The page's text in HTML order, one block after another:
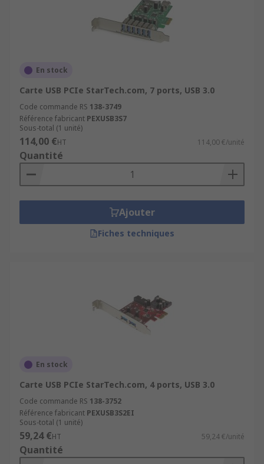
En stock
Carte USB PCIe StarTech.com, 7 ports, USB 3.0
Code commande RS 138-3749
Référence fabricant PEXUSB3S7
Sous-total (1 unité)
114,00 €HT 114,00 €/unité
Quantité
Ajouter
Fiches techniques
En stock
Carte USB PCIe StarTech.com, 4 ports, USB 3.0
Code commande RS 138-3752
Référence fabricant PEXUSB3S2EI
Sous-total (1 unité)
59,24 €HT 59,24 €/unité
Quantité